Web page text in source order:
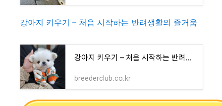
강아지 키우기 – 처음 시작하는 반려생활의 즐거움
강아지 키우기 – 처음 시작하는 반려생활의 즐거움
breederclub.co.kr